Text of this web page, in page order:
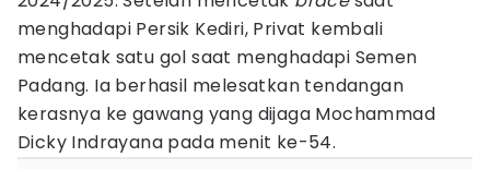
menghadapi Persik Kediri, Privat kembali
mencetak satu gol saat menghadapi Semen
Padang. Ia berhasil melesatkan tendangan
kerasnya ke gawang yang dijaga Mochammad
Dicky Indrayana pada menit ke-54.